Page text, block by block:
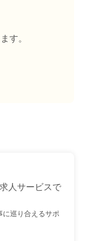
す。
人サービスで
に巡り合えるサポ